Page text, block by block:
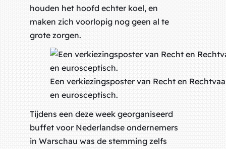
houden het hoofd echter koel, en
maken zich voorlopig nog geen al te
grote zorgen.
Een verkiezingsposter van Recht en
en eurosceptisch.
Tijdens een deze week georganiseerd
buffet voor Nederlandse ondernemers
in Warschau was de stemming zelfs